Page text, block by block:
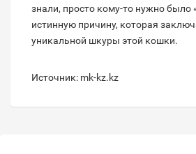
знали, просто кому-то нужно было
истинную причину, которая
уникальной шкуры этой кошки.
Источник: mk-kz.kz